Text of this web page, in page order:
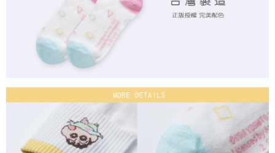
每筆NT$80，滿NT$899(含以上)免運費
付款後7-11取貨
每筆NT$85，滿NT$859(含以上)免運費